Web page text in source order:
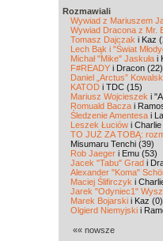
Rozmawiali
Wywiad z Mariuszem
Wywiad Dracona z Mr.
Tomasz Dajczak i Kaz
Lech Bąk i "Świat
Michał "Mike" Jaskuła i
F#READY i Dracon (22)
Daniel „Arctus”
KATOD i TDC (15)
Mariusz Wojcieszek i
Romuald Bacza i
Śledzenie Amentesa i
Leszek Łuciów i
TO JUŻ ZA TOBĄ:
Misumaru Tenchi (39)
Rob Jaeger i Emu (53)
Jacek "Tabu" Grad i
Alexander "Koma"
Maciej Ślifirczyk i
Jarek "Odyniec1"
Marek Bojarski i Kaz (0)
Olgierd Niemyjski i
«« nowsze